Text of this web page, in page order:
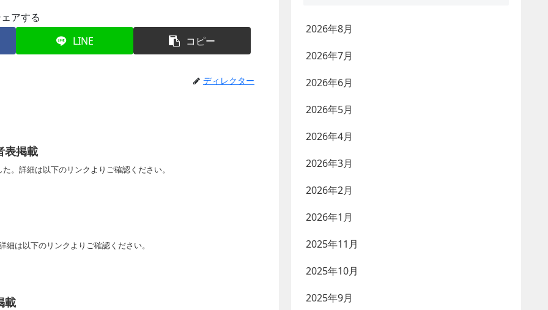
アする
LINE コピー
ディレクター
表掲載
。詳細は以下のリンクよりご確認ください。
細は以下のリンクよりご確認ください。
載
2026年8月
2026年7月
2026年6月
2026年5月
2026年4月
2026年3月
2026年2月
2026年1月
2025年11月
2025年10月
2025年9月